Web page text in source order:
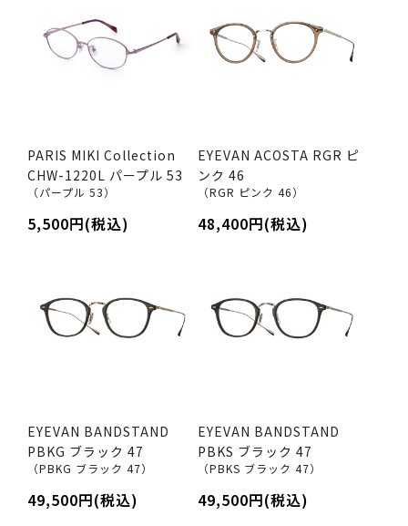
PARIS MIKI Collection
CHW-1220L パープル 53
（パープル 53）
5,500円(税込)
EYEVAN ACOSTA RGR ピ
ンク 46
（RGR ピンク 46）
48,400円(税込)
EYEVAN BANDSTAND
PBKG ブラック 47
（PBKG ブラック 47）
49,500円(税込)
EYEVAN BANDSTAND
PBKS ブラック 47
（PBKS ブラック 47）
49,500円(税込)